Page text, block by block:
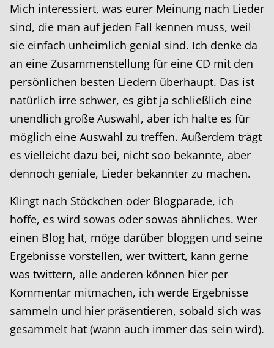
Mich interessiert, was eurer Meinung nach Lieder
sind, die man auf jeden Fall kennen muss, weil
sie einfach unheimlich genial sind. Ich denke da
an eine Zusammenstellung für eine CD mit den
persönlichen besten Liedern überhaupt. Das ist
natürlich irre schwer, es gibt ja schließlich eine
unendlich große Auswahl, aber ich halte es für
möglich eine Auswahl zu treffen. Außerdem trägt
es vielleicht dazu bei, nicht soo bekannte, aber
dennoch geniale, Lieder bekannter zu machen.
Klingt nach Stöckchen oder Blogparade, ich
hoffe, es wird sowas oder sowas ähnliches. Wer
einen Blog hat, möge darüber bloggen und seine
Ergebnisse vorstellen, wer twittert, kann gerne
was twittern, alle anderen können hier per
Kommentar mitmachen, ich werde Ergebnisse
sammeln und hier präsentieren, sobald sich was
gesammelt hat (wann auch immer das sein wird).